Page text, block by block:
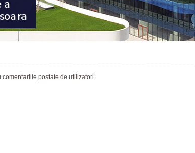
postate de utilizatori.